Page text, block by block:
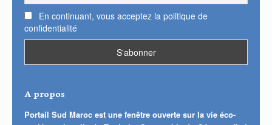
En continuant, vous acceptez la politique de
confidentialité
A propos
Portail Sud Maroc est une fenêtre ouverte sur la vie éco-